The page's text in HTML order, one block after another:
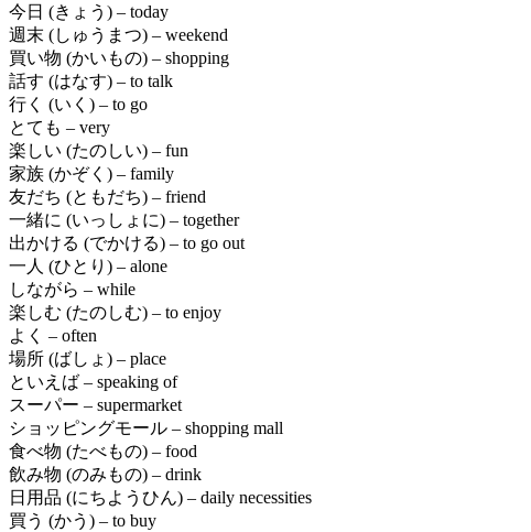
今日 (きょう) – today
週末 (しゅうまつ) – weekend
買い物 (かいもの) – shopping
話す (はなす) – to talk
行く (いく) – to go
とても – very
楽しい (たのしい) – fun
家族 (かぞく) – family
友だち (ともだち) – friend
一緒に (いっしょに) – together
出かける (でかける) – to go out
一人 (ひとり) – alone
しながら – while
楽しむ (たのしむ) – to enjoy
よく – often
場所 (ばしょ) – place
といえば – speaking of
スーパー – supermarket
ショッピングモール – shopping mall
食べ物 (たべもの) – food
飲み物 (のみもの) – drink
日用品 (にちようひん) – daily necessities
買う (かう) – to buy